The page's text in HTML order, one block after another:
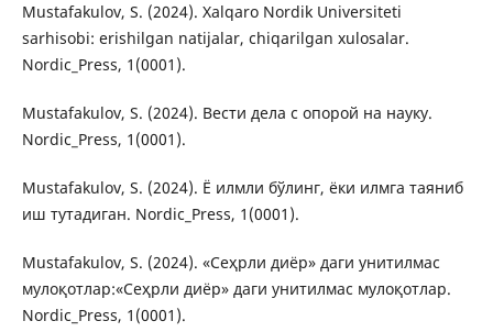
Mustafakulov, S. (2024). Xalqaro Nordik Universiteti
sarhisobi: erishilgan natijalar, chiqarilgan xulosalar.
Nordic_Press, 1(0001).
Mustafakulov, S. (2024). Вести дела с опорой на науку.
Nordic_Press, 1(0001).
Mustafakulov, S. (2024). Ё илмли бўлинг, ёки илмга таяниб
иш тутадиган. Nordic_Press, 1(0001).
Mustafakulov, S. (2024). «Сеҳрли диёр» даги унитилмас
мулоқотлар:«Сеҳрли диёр» даги унитилмас мулоқотлар.
Nordic_Press, 1(0001).